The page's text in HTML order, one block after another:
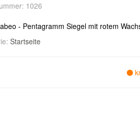
1026
- Pentagramm Siegel mit rotem
Startseite